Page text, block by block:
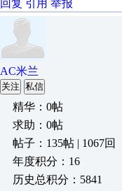
回复 引用 举报
AC米兰
关注 私信
精华：0帖
求助：0帖
帖子：135帖 | 1067回
年度积分：16
历史总积分：5841